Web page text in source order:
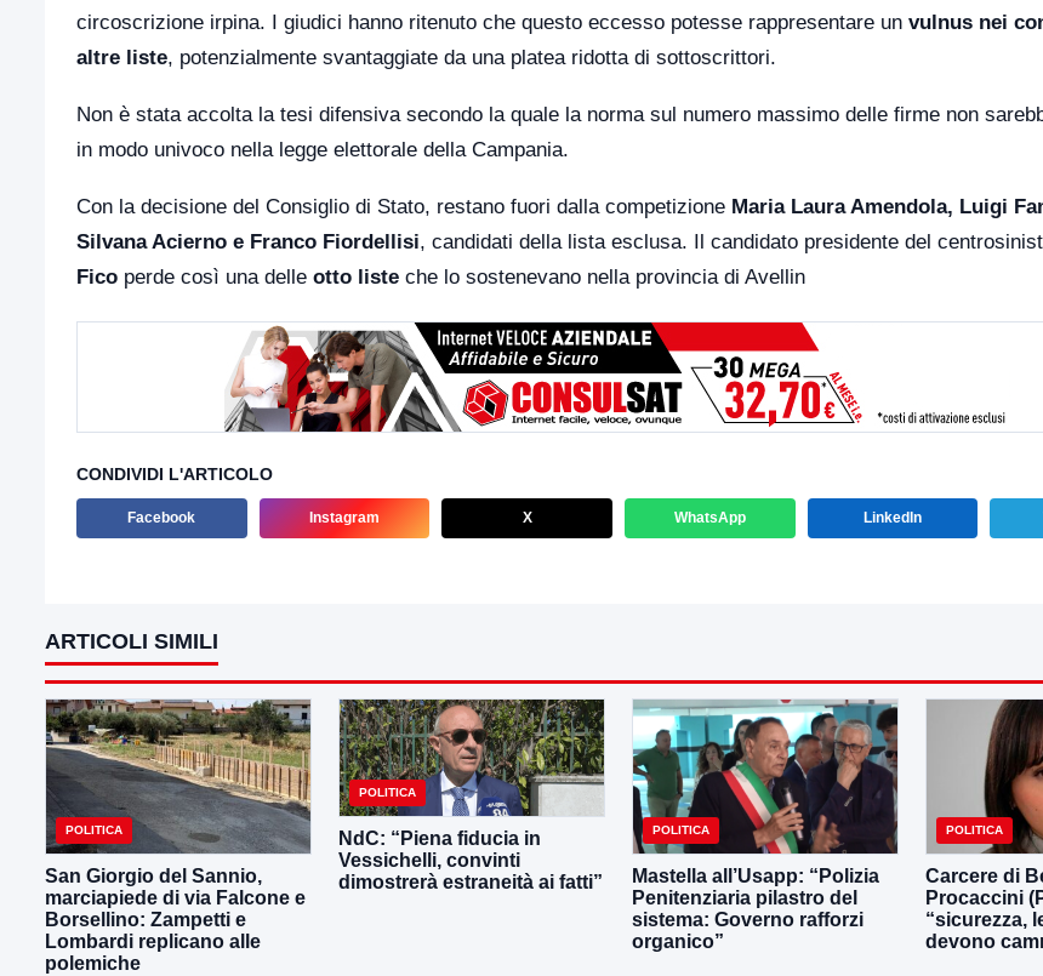
circoscrizione irpina. I giudici hanno ritenuto che questo eccesso potesse rappresentare un vulnus nei
altre liste, potenzialmente svantaggiate da una platea ridotta di sottoscrittori.
Non è stata accolta la tesi difensiva secondo la quale la norma sul numero massimo delle firme non
in modo univoco nella legge elettorale della Campania.
Con la decisione del Consiglio di Stato, restano fuori dalla competizione Maria Laura Amendola, Luigi
Silvana Acierno e Franco Fiordellisi, candidati della lista esclusa. Il candidato presidente del
Fico perde così una delle otto liste che lo sostenevano nella provincia di Avellin
CONDIVIDI L'ARTICOLO
Facebook Instagram X WhatsApp LinkedIn
ARTICOLI SIMILI
POLITICA
San Giorgio del Sannio,
marciapiede di via Falcone e
Borsellino: Zampetti e
Lombardi replicano alle
polemiche
POLITICA
NdC: “Piena fiducia in
Vessichelli, convinti
dimostrerà estraneità ai fatti”
POLITICA
Mastella all’Usapp: “Polizia
Penitenziaria pilastro del
sistema: Governo rafforzi
organico”
POLITICA
Carcere di
Procaccini
“sicurezza,
devono